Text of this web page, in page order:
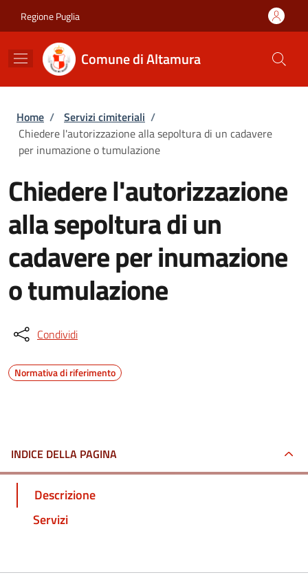
Regione Puglia
Comune di Altamura
Briciole di pane
Home / Servizi cimiteriali /
Chiedere l'autorizzazione alla sepoltura di un cadavere
per inumazione o tumulazione
Chiedere l'autorizzazione
alla sepoltura di un
cadavere per inumazione
o tumulazione
Condividi
Normativa di riferimento
INDICE DELLA PAGINA
Descrizione
Servizi